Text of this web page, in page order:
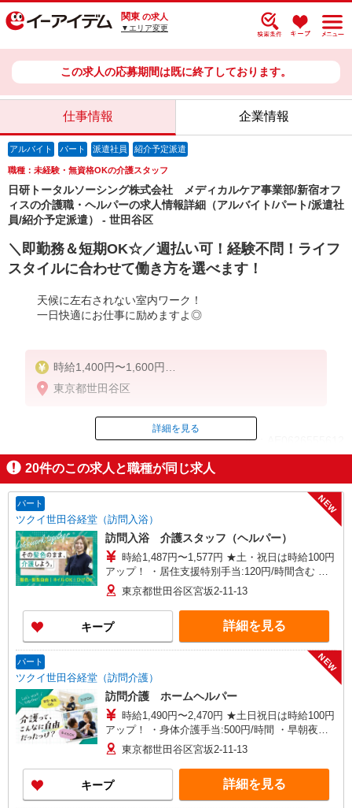
関東 の求人
▼エリア変更
この求人の応募期間は既に終了しております。
仕事情報 企業情報
アルバイト パート 派遣社員 紹介予定派遣
職種：未経験・無資格OKの介護スタッフ
日研トータルソーシング株式会社 メディカルケア事業部/新宿オフ
ィスの介護職・ヘルパーの求人情報詳細（アルバイト/パート/派遣社
員/紹介予定派遣） - 世田谷区
＼即勤務＆短期OK☆／週払い可！経験不問！ライフ
スタイルに合わせて働き方を選べます！
天候に左右されない室内ワーク！
一日快適にお仕事に励めますよ◎
時給1,400円〜1,600円
★週払いOK（規定あり）
東京都世田谷区
ID：AE0626555612
掲載期間終了
詳細を見る
20件のこの求人と職種が同じ求人
パート
ツクイ世田谷経堂（訪問入浴）
NEW
訪問入浴 介護スタッフ（ヘルパー）
時給1,487円〜1,577円 ★土・祝日は時給100円
アップ！ ・居住支援特別手当:120円/時間含む ※
給与幅は資格・経験等による
東京都世田谷区宮坂2-11-13
キープ 詳細を見る
パート
ツクイ世田谷経堂（訪問介護）
NEW
訪問介護 ホームヘルパー
時給1,490円〜2,470円 ★土日祝日は時給100円
アップ！ ・身体介護手当:500円/時間 ・早朝夜間
深夜手当:300円/時間 （18:00〜翌07:59の時間
帯） ・ICT手当:2,000円/月 ・深夜割増は別途支給
・ケア→ケアの移動時間も賃金（時給）を支給 ・
居住支援特別手当:120円/時間含む ※給与幅は資
格・経験等による
東京都世田谷区宮坂2-11-13
キープ 詳細を見る